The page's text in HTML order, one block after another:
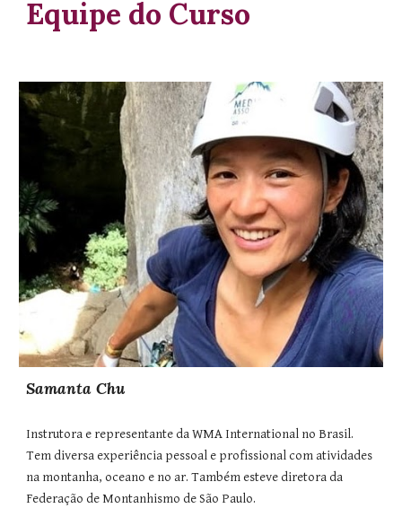
Equipe do Curso
Samanta Chu
Instrutora e representante da WMA International no Brasil.
Tem diversa experiência pessoal e profissional com atividades
na montanha, oceano e no ar. Também esteve diretora da
Federação de Montanhismo de São Paulo.